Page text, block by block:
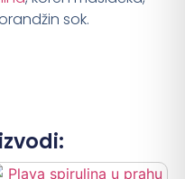
sok.